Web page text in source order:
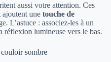
aussi votre attention. Ces
ajoutent une touche de
L’astuce : associez-les à un
lumineuse vers le bas.
sombre